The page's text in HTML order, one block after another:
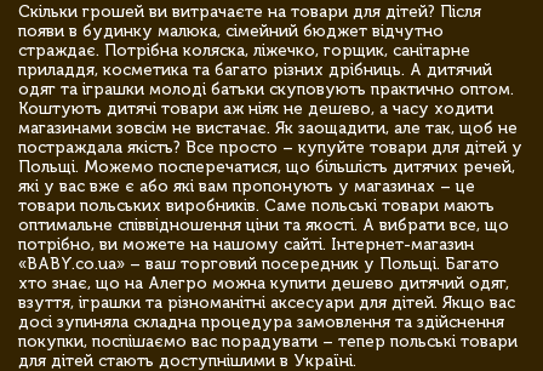
Скільки грошей ви витрачаєте на товари для дітей? Після
появи в будинку малюка, сімейний бюджет відчутно
страждає. Потрібна коляска, ліжечко, горщик, санітарне
приладдя, косметика та багато різних дрібниць. А дитячий
одяг та іграшки молоді батьки скуповують практично оптом.
Коштують дитячі товари аж ніяк не дешево, а часу ходити
магазинами зовсім не вистачає. Як заощадити, але так, щоб не
постраждала якість? Все просто – купуйте товари для дітей у
Польщі. Можемо посперечатися, що більшість дитячих речей,
які у вас вже є або які вам пропонують у магазинах – це
товари польських виробників. Саме польські товари мають
оптимальне співвідношення ціни та якості. А вибрати все, що
потрібно, ви можете на нашому сайті. Інтернет-магазин
«BABY.co.ua» – ваш торговий посередник у Польщі. Багато
хто знає, що на Алегро можна купити дешево дитячий одяг,
взуття, іграшки та різноманітні аксесуари для дітей. Якщо вас
досі зупиняла складна процедура замовлення та здійснення
покупки, поспішаємо вас порадувати – тепер польські товари
для дітей стають доступнішими в Україні.